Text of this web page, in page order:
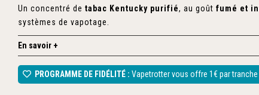
Un concentré de tabac Kentucky purifié, au goût fumé et
systèmes de vapotage.
En savoir +
PROGRAMME DE FIDÉLITÉ : Vapetrotter vous offre 1€ par tranche